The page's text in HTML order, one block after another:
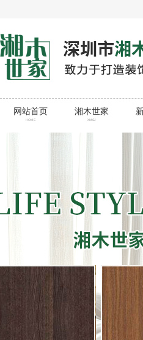
网站首页
HOME
湘木世家
XMSJ